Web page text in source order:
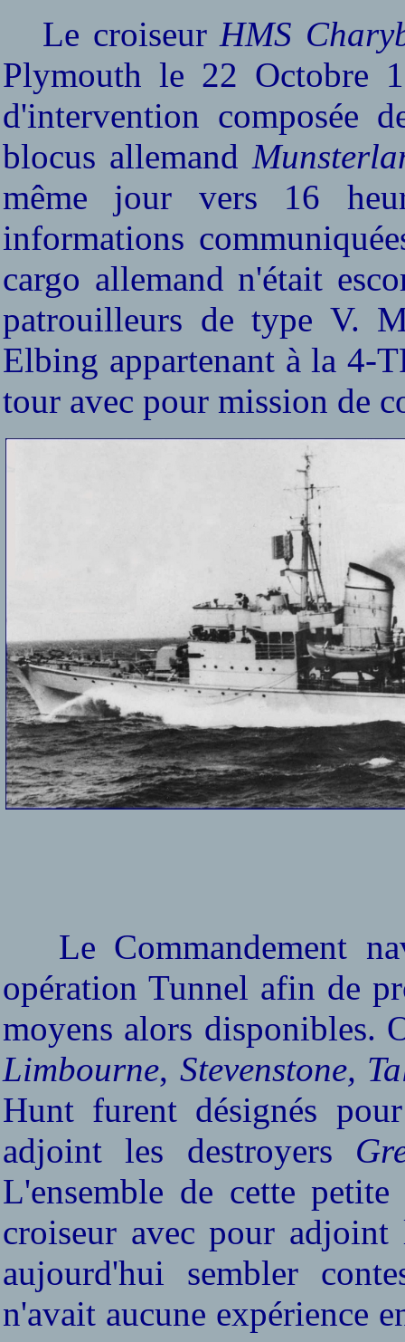
Le croiseur HMS
Plymouth le 22 Octobre
d'intervention composée
blocus allemand
même jour vers 16
informations
cargo allemand n'était
patrouilleurs de type V.
Elbing appartenant à la 4-
tour avec pour mission de
Le Commandement
opération Tunnel afin de
moyens alors disponibles.
Limbourne, Stevenstone,
Hunt furent désignés
adjoint les destroyers
L'ensemble de cette
croiseur avec pour
aujourd'hui sembler
n'avait aucune expérience